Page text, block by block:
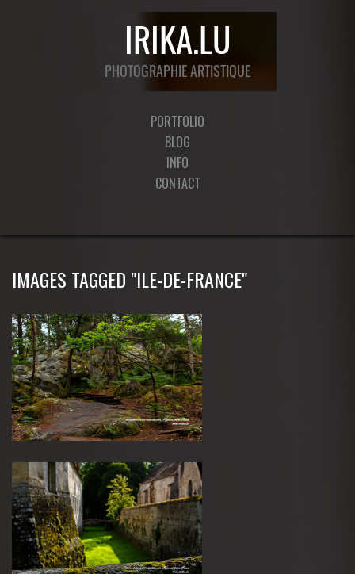
PORTFOLIO
BLOG
INFO
CONTACT
IMAGES TAGGED "ILE-DE-FRANCE"